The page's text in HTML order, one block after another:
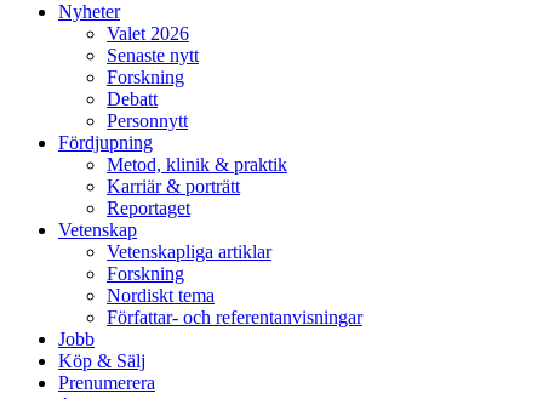
Nyheter
Valet 2026
Senaste nytt
Forskning
Debatt
Personnytt
Fördjupning
Metod, klinik & praktik
Karriär & porträtt
Reportaget
Vetenskap
Vetenskapliga artiklar
Forskning
Nordiskt tema
Författar- och referentanvisningar
Jobb
Köp & Sälj
Prenumerera